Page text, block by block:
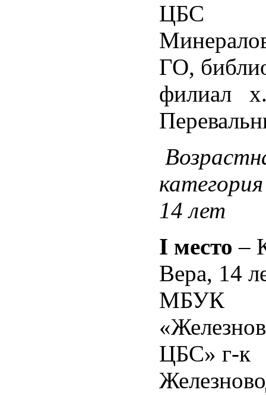
ЦБС
ГО,
филиал
14 лет
I место –
Вера, 14
МБУК
ЦБС» г-к